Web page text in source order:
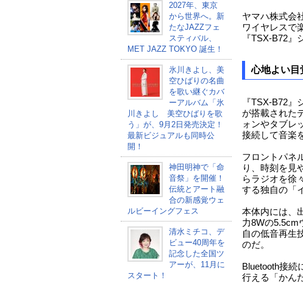
2027年、東京
から世界へ。新
たなJAZZフェ
スティバル、
MET JAZZ TOKYO 誕生！
氷川きよし、美
空ひばりの名曲
を歌い継ぐカバ
ーアルバム「氷
川きよし 美空ひばりを歌
う」が、9月2日発売決定！
最新ビジュアルも同時公
開！
神田明神で「命
音祭」を開催！
伝統とアート融
合の新感覚ウェ
ルビーイングフェス
清水ミチコ、デ
ビュー40周年を
記念した全国ツ
アーが、11月に
スタート！
ヤマハ株式会
ワイヤレスで
『TSX-B72』
心地よい目
『TSX-B72
が搭載された
ォンやタブレ
接続して音楽
フロントパネ
り、時刻を見
らラジオを徐
する独自の「
本体内には、
力8Wの5.5cm
自の低音再生
のだ。
Bluetooth接続
行える「かん